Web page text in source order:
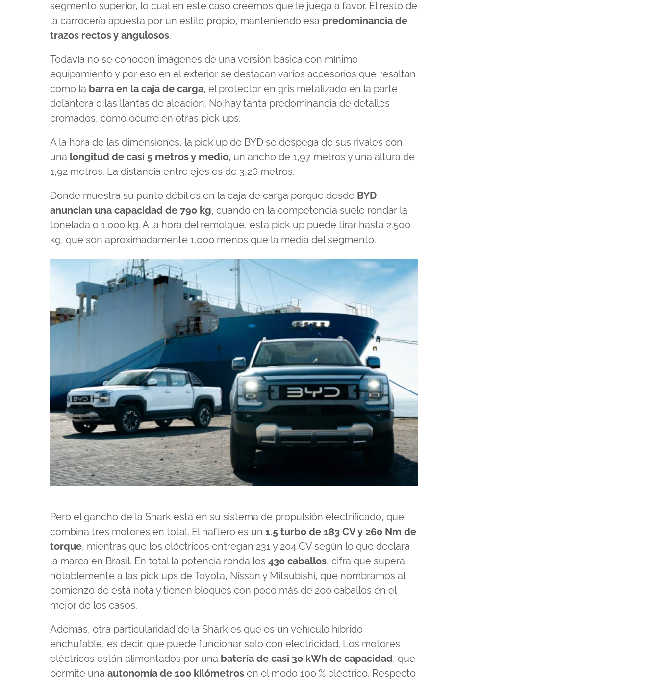
segmento superior, lo cual en este caso creemos que le juega a favor. El resto de
la carrocería apuesta por un estilo propio, manteniendo esa predominancia de
trazos rectos y angulosos.
Todavía no se conocen imágenes de una versión básica con mínimo
equipamiento y por eso en el exterior se destacan varios accesorios que resaltan
como la barra en la caja de carga, el protector en gris metalizado en la parte
delantera o las llantas de aleación. No hay tanta predominancia de detalles
cromados, como ocurre en otras pick ups.
A la hora de las dimensiones, la pick up de BYD se despega de sus rivales con
una longitud de casi 5 metros y medio, un ancho de 1,97 metros y una altura de
1,92 metros. La distancia entre ejes es de 3,26 metros.
Donde muestra su punto débil es en la caja de carga porque desde BYD
anuncian una capacidad de 790 kg, cuando en la competencia suele rondar la
tonelada o 1.000 kg. A la hora del remolque, esta pick up puede tirar hasta 2.500
kg, que son aproximadamente 1.000 menos que la media del segmento.
Pero el gancho de la Shark está en su sistema de propulsión electrificado, que
combina tres motores en total. El naftero es un 1.5 turbo de 183 CV y 260 Nm de
torque, mientras que los eléctricos entregan 231 y 204 CV según lo que declara
la marca en Brasil. En total la potencia ronda los 430 caballos, cifra que supera
notablemente a las pick ups de Toyota, Nissan y Mitsubishi, que nombramos al
comienzo de esta nota y tienen bloques con poco más de 200 caballos en el
mejor de los casos.
Además, otra particularidad de la Shark es que es un vehículo híbrido
enchufable, es decir, que puede funcionar solo con electricidad. Los motores
eléctricos están alimentados por una batería de casi 30 kWh de capacidad, que
permite una autonomía de 100 kilómetros en el modo 100 % eléctrico. Respecto